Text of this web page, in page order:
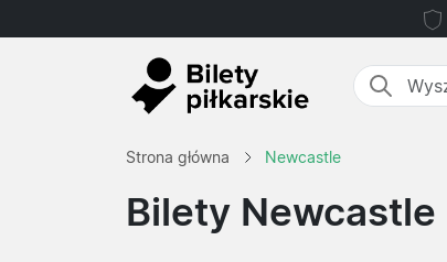
Strona główna Newcastle
Bilety Newcastle